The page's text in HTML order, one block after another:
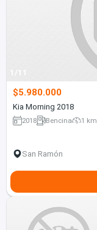
1/11
$5.980.000
Kia Morning 2018
2018 Bencina 1 km
San Ramón